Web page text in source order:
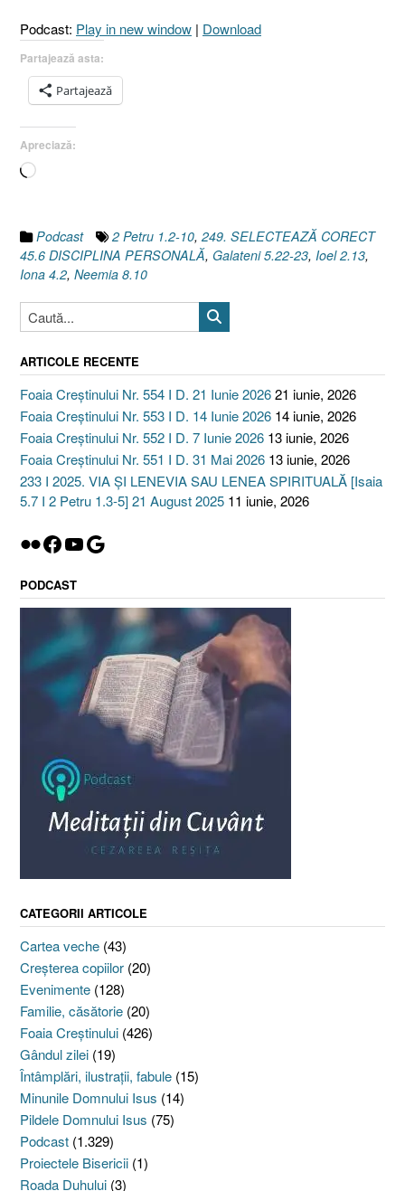
I
Podcast: Play in new window | Download
Partajează asta:
Partajează
Apreciază:
Încarc...
Podcast 2 Petru 1.2-10, 249. SELECTEAZĂ CORECT
45.6 DISCIPLINA PERSONALĂ, Galateni 5.22-23, Ioel 2.13,
Iona 4.2, Neemia 8.10
ARTICOLE RECENTE
Foaia Creștinului Nr. 554 I D. 21 Iunie 202621 iunie, 2026
Foaia Creștinului Nr. 553 I D. 14 Iunie 2026 14 iunie, 2026
Foaia Creștinului Nr. 552 I D. 7 Iunie 2026 13 iunie, 2026
Foaia Creștinului Nr. 551 I D. 31 Mai 2026 13 iunie, 2026
233 I 2025. VIA ȘI LENEVIA SAU LENEA SPIRITUALĂ [Isaia
5.7 I 2 Petru 1.3-5] 21 August 2025 11 iunie, 2026
Flickr
Facebook
YouTube
Google
PODCAST
CATEGORII ARTICOLE
Cartea veche (43)
Creşterea copiilor (20)
Evenimente (128)
Familie, căsătorie (20)
Foaia Creştinului (426)
Gândul zilei (19)
Întâmplări, ilustraţii, fabule (15)
Minunile Domnului Isus (14)
Pildele Domnului Isus (75)
Podcast (1.329)
Proiectele Bisericii (1)
Roada Duhului (3)